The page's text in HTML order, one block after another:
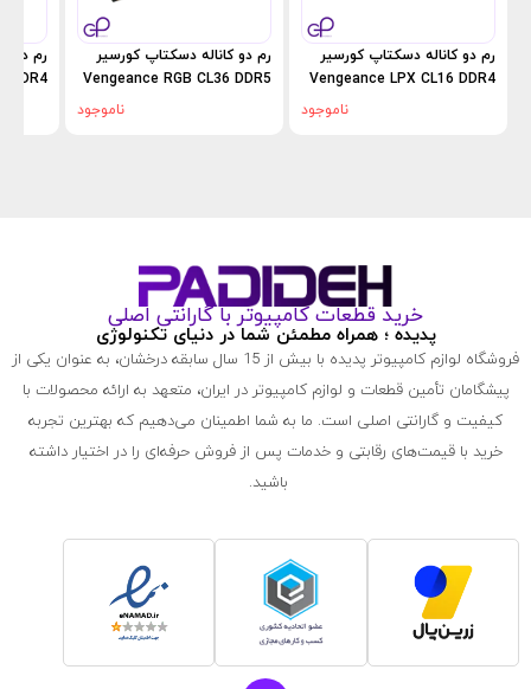
رم دو کاناله دسکتاپ کورسیر
Vengeance LPX CL16 DDR4
با ظرفیت 8 گیگابایت و فرکانس
ناموجود
رم دو کاناله دسکتاپ کورسیر
Vengeance RGB CL36 DDR5
ناموجود
رم دو
DDR4
خرید قطعات کامپیوتر با گارانتی اصلی
پدیده ؛ همراه مطمئن شما در دنیای تکنولوژی
فروشگاه لوازم کامپیوتر پدیده با بیش از 15 سال سابقه درخشان، به عنوان یکی از
پیشگامان تأمین قطعات و لوازم کامپیوتر در ایران، متعهد به ارائه محصولات با
کیفیت و گارانتی اصلی است. ما به شما اطمینان می‌دهیم که بهترین تجربه
خرید با قیمت‌های رقابتی و خدمات پس از فروش حرفه‌ای را در اختیار داشته
باشید.